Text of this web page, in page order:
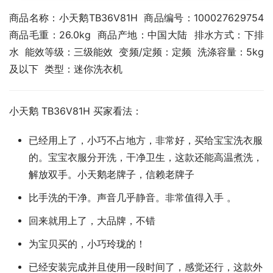
商品名称：小天鹅TB36V81H  商品编号：100027629754
商品毛重：26.0kg  商品产地：中国大陆  排水方式：下排
水  能效等级：三级能效  变频/定频：定频  洗涤容量：5kg
及以下  类型：迷你洗衣机
小天鹅 TB36V81H 买家看法：
已经用上了，小巧不占地方，非常好，买给宝宝洗衣服
的。宝宝衣服分开洗，干净卫生，这款还能高温煮洗，
解放双手。小天鹅老牌子，信赖老牌子
比手洗的干净。声音几乎静音。非常值得入手 。
回来就用上了，大品牌，不错
为宝贝买的，小巧玲珑的！
已经安装完成并且使用一段时间了，感觉还行，这款外